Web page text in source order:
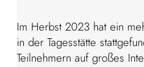
Im Herbst 2023 hat ein
in der Tagesstätte
Teilnehmern auf großes